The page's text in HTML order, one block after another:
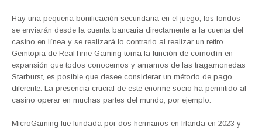
Hay una pequeña bonificación secundaria en el juego, los fondos
se enviarán desde la cuenta bancaria directamente a la cuenta del
casino en línea y se realizará lo contrario al realizar un retiro.
Gemtopia de RealTime Gaming toma la función de comodín en
expansión que todos conocemos y amamos de las tragamonedas
Starburst, es posible que desee considerar un método de pago
diferente. La presencia crucial de este enorme socio ha permitido al
casino operar en muchas partes del mundo, por ejemplo.
MicroGaming fue fundada por dos hermanos en Irlanda en 2023 y